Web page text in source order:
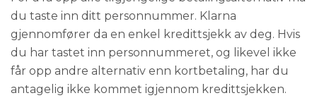
du taste inn ditt personnummer. Klarna
gjennomfører da en enkel kredittsjekk av deg. Hvis
du har tastet inn personnummeret, og likevel ikke
får opp andre alternativ enn kortbetaling, har du
antagelig ikke kommet igjennom kredittsjekken.